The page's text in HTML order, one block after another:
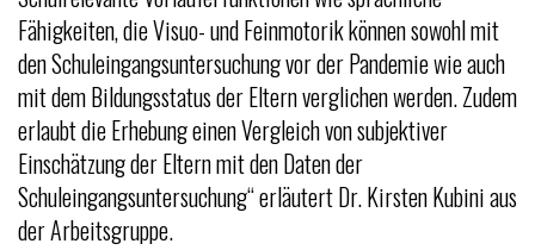
Fähigkeiten, die Visuo- und Feinmotorik können sowohl mit
den Schuleingangsuntersuchung vor der Pandemie wie auch
mit dem Bildungsstatus der Eltern verglichen werden. Zudem
erlaubt die Erhebung einen Vergleich von subjektiver
Einschätzung der Eltern mit den Daten der
Schuleingangsuntersuchung“ erläutert Dr. Kirsten Kubini aus
der Arbeitsgruppe.